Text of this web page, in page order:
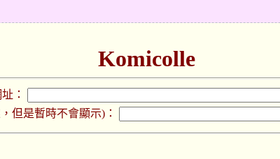
Komicolle
：
但是暫時不會顯示)：